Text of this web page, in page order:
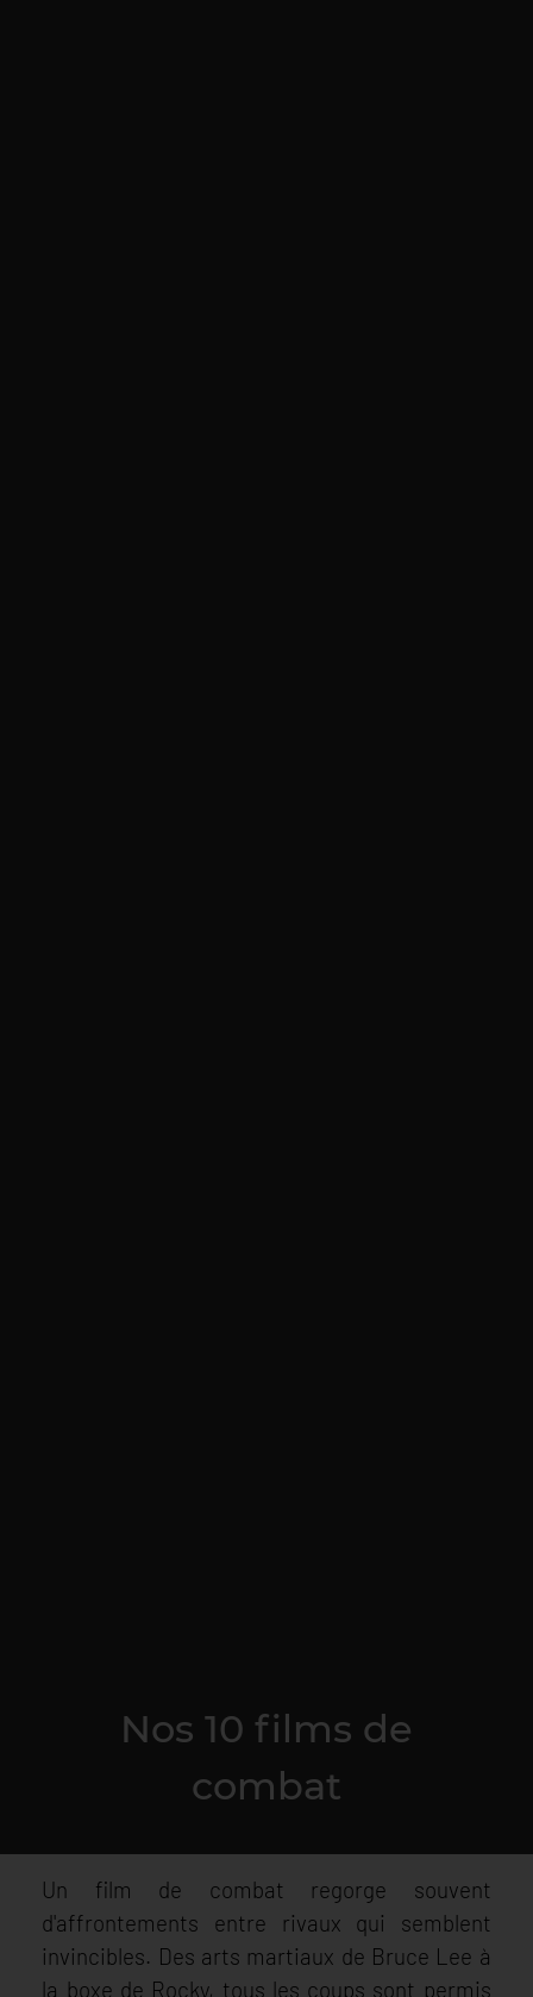
Nos 10 films de
combat
Un film de combat regorge souvent
d'affrontements entre rivaux qui semblent
invincibles. Des arts martiaux de Bruce Lee à
la boxe de Rocky, tous les coups sont permis